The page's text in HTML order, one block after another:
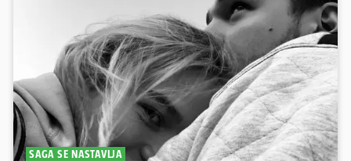
SAGA SE NASTAVLJA